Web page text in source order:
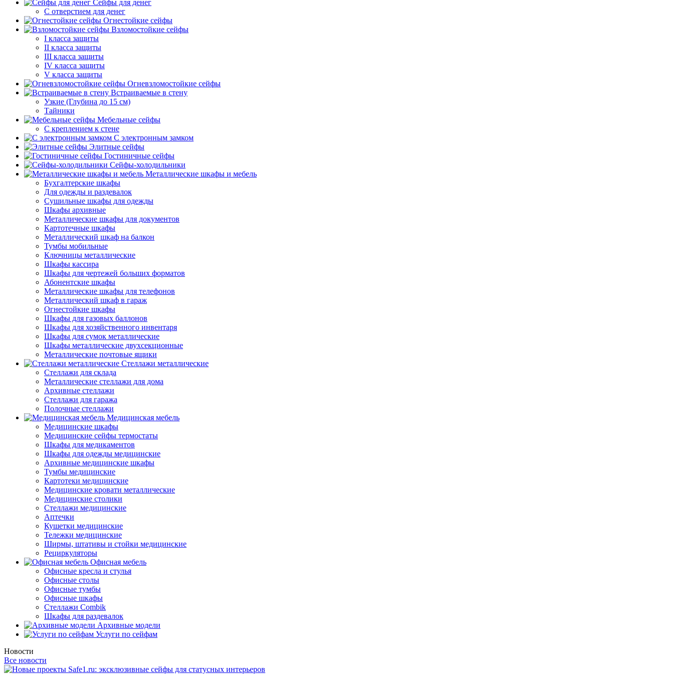
Сейфы для денег
С отверстием для денег
Огнестойкие сейфы
Взломостойкие сейфы
I класса защиты
II класса защиты
III класса защиты
IV класса защиты
V класса защиты
Огневзломостойкие сейфы
Встраиваемые в стену
Узкие (Глубина до 15 см)
Тайники
Мебельные сейфы
С креплением к стене
С электронным замком
Элитные сейфы
Гостиничные сейфы
Сейфы-холодильники
Металлические шкафы и мебель
Бухгалтерские шкафы
Для одежды и раздевалок
Сушильные шкафы для одежды
Шкафы архивные
Металлические шкафы для документов
Картотечные шкафы
Металлический шкаф на балкон
Тумбы мобильные
Ключницы металлические
Шкафы кассира
Шкафы для чертежей больших форматов
Абонентские шкафы
Металлические шкафы для телефонов
Металлический шкаф в гараж
Огнестойкие шкафы
Шкафы для газовых баллонов
Шкафы для хозяйственного инвентаря
Шкафы для сумок металлические
Шкафы металлические двухсекционные
Металлические почтовые ящики
Стеллажи металлические
Стеллажи для склада
Металлические стеллажи для дома
Архивные стеллажи
Стеллажи для гаража
Полочные стеллажи
Медицинская мебель
Медицинские шкафы
Медицинские сейфы термостаты
Шкафы для медикаментов
Шкафы для одежды медицинские
Архивные медицинские шкафы
Тумбы медицинские
Картотеки медицинские
Медицинские кровати металлические
Медицинские столики
Стеллажи медицинские
Аптечки
Кушетки медицинские
Тележки медицинские
Ширмы, штативы и стойки медицинские
Рециркуляторы
Офисная мебель
Офисные кресла и стулья
Офисные столы
Офисные тумбы
Офисные шкафы
Стеллажи Combik
Шкафы для раздевалок
Архивные модели
Услуги по сейфам
Новости
Все новости